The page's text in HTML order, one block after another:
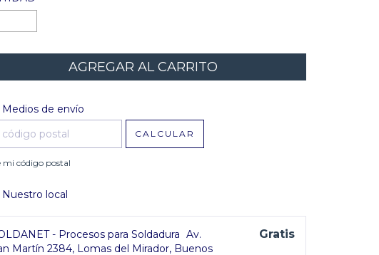
para el CP:
Medios de envío
CALCULAR
mi código postal
Nuestro local
- Procesos para Soldadura Av.
Martín 2384, Lomas del Mirador, Buenos
Gratis